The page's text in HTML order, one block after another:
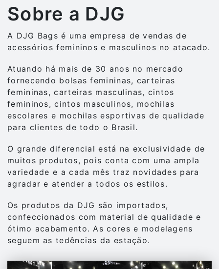
Sobre a DJG
A DJG Bags é uma empresa de vendas de
acessórios femininos e masculinos no atacado.
Atuando há mais de 30 anos no mercado
fornecendo bolsas femininas, carteiras
femininas, carteiras masculinas, cintos
femininos, cintos masculinos, mochilas
escolares e mochilas esportivas de qualidade
para clientes de todo o Brasil.
O grande diferencial está na exclusividade de
muitos produtos, pois conta com uma ampla
variedade e a cada mês traz novidades para
agradar e atender a todos os estilos.
Os produtos da DJG são importados,
confeccionados com material de qualidade e
ótimo acabamento. As cores e modelagens
seguem as tedências da estação.